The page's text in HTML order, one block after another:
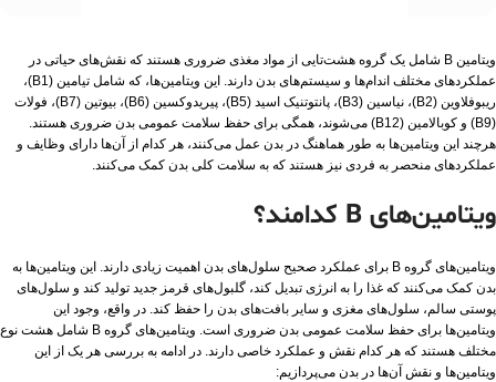
ویتامین B شامل یک گروه هشت‌تایی از مواد مغذی ضروری هستند که نقش‌های حیاتی در
عملکردهای مختلف اندام‌ها و سیستم‌های بدن دارند. این ویتامین‌ها، که شامل تیامین (B1)،
ریبوفلاوین (B2)، نیاسین (B3)، پانتوتنیک اسید (B5)، پیریدوکسین (B6)، بیوتین (B7)، فولات
(B9) و کوبالامین (B12) می‌شوند، همگی برای حفظ سلامت عمومی بدن ضروری هستند.
هرچند این ویتامین‌ها به طور هماهنگ در بدن عمل می‌کنند، هر کدام از آن‌ها دارای وظایف و
عملکردهای منحصر به فردی نیز هستند که به سلامت کلی بدن کمک می‌کنند.
ویتامین‌های B کدامند؟
ویتامین‌های گروه B برای عملکرد صحیح سلول‌های بدن اهمیت زیادی دارند. این ویتامین‌ها به
بدن کمک می‌کنند که غذا را به انرژی تبدیل کند، گلبول‌های قرمز جدید تولید کند و سلول‌های
پوستی سالم، سلول‌های مغزی و سایر بافت‌های بدن را حفظ کند. در واقع، وجود این
ویتامین‌ها برای حفظ سلامت عمومی بدن ضروری است. ویتامین‌های گروه B شامل هشت نوع
مختلف هستند که هر کدام نقش و عملکرد خاصی دارند. در ادامه به بررسی هر یک از این
ویتامین‌ها و نقش آن‌ها در بدن می‌پردازیم: